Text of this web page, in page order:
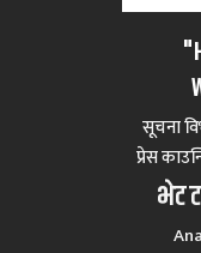
सूचना
प्रेस
भेट